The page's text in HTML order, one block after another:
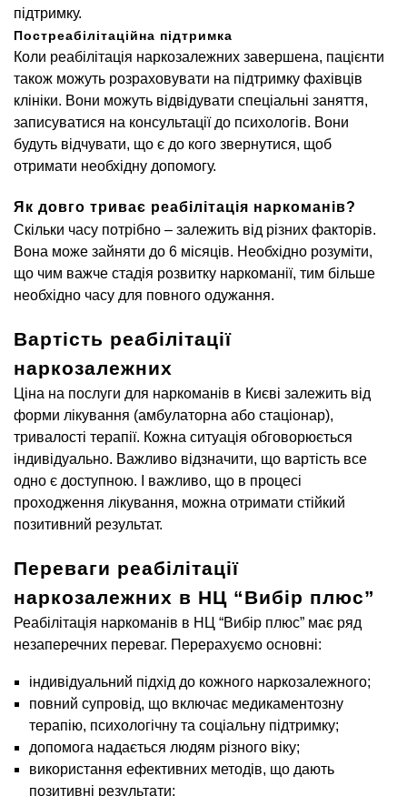
підтримку.
Постреабілітаційна підтримка
Коли реабілітація наркозалежних завершена, пацієнти
також можуть розраховувати на підтримку фахівців
клініки. Вони можуть відвідувати спеціальні заняття,
записуватися на консультації до психологів. Вони
будуть відчувати, що є до кого звернутися, щоб
отримати необхідну допомогу.
Як довго триває реабілітація наркоманів?
Скільки часу потрібно – залежить від різних факторів.
Вона може зайняти до 6 місяців. Необхідно розуміти,
що чим важче стадія розвитку наркоманії, тим більше
необхідно часу для повного одужання.
Вартість реабілітації
наркозалежних
Ціна на послуги для наркоманів в Києві залежить від
форми лікування (амбулаторна або стаціонар),
тривалості терапії. Кожна ситуація обговорюється
індивідуально. Важливо відзначити, що вартість все
одно є доступною. І важливо, що в процесі
проходження лікування, можна отримати стійкий
позитивний результат.
Переваги реабілітації
наркозалежних в НЦ “Вибір плюс”
Реабілітація наркоманів в НЦ “Вибір плюс” має ряд
незаперечних переваг. Перерахуємо основні:
індивідуальний підхід до кожного наркозалежного;
повний супровід, що включає медикаментозну
терапію, психологічну та соціальну підтримку;
допомога надається людям різного віку;
використання ефективних методів, що дають
позитивні результати;